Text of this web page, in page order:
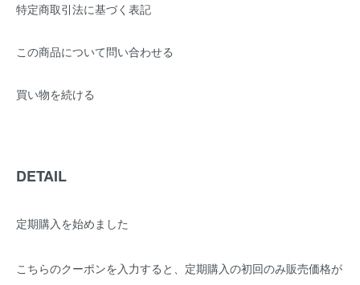
特定商取引法に基づく表記
この商品について問い合わせる
買い物を続ける
DETAIL
定期購入を始めました
こちらのクーポンを入力すると、定期購入の初回のみ販売価格が